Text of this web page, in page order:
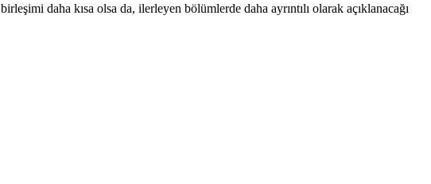
daha kısa olsa da, ilerleyen bölümlerde daha ayrıntılı olarak açıklanacağı